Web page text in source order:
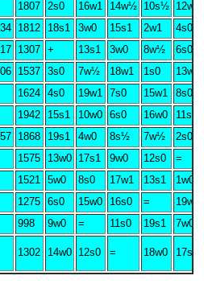
1807 2s0 16w1 14w½ 10s½
12w1
1812 18s1 3w0 15s1 2w1
4s0
1307 + 13s1 3w0 8w½
6s0
1537 3s0 7w½ 18w1 1s0
13w0
1624 4s0 19w1 7s0 15w1
8s0
1942 15s1 10w0 6s0 16w0
11s1
1868 19s1 4w0 8s½ 7w½
2s0
1575 13w0 17s1 9w0 12s0
=
1521 5w0 8s0 17w1 13s1
1w0
1275 6s0 15w0 16s0 =
19w1
998 9w0 = 11s0 19s1 7w0
1302 14w0 12s0 = 18w0 17s0